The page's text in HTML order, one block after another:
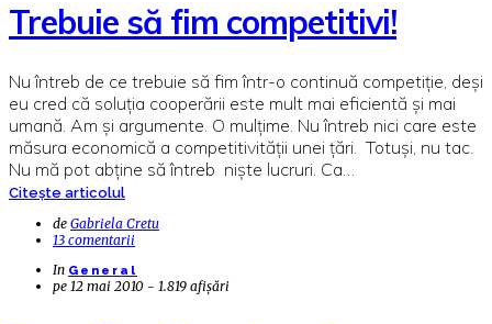
Trebuie să fim competitivi!
Nu întreb de ce trebuie să fim într-o continuă competiție, deși
eu cred că soluția cooperării este mult mai eficientă și mai
umană. Am și argumente. O mulțime. Nu întreb nici care este
măsura economică a competitivității unei țări. Totuși, nu tac.
Nu mă pot abține să întreb niște lucruri. Ca…
Citește articolul
de Gabriela Cretu
13 comentarii
In General
pe 12 mai 2010 - 1.819 afișări